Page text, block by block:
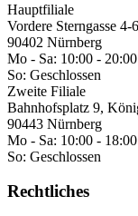
Hauptfiliale
Vordere Sterngasse 4-6
90402 Nürnberg
Mo - Sa: 10:00 - 20:00
So: Geschlossen
Zweite Filiale
Bahnhofsplatz 9,
90443 Nürnberg
Mo - Sa: 10:00 - 18:00
So: Geschlossen
Rechtliches